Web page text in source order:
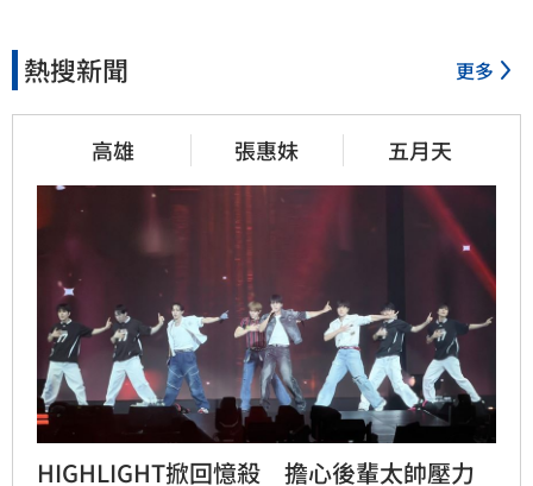
熱搜新聞 更多
高雄 張惠妹 五月天
HIGHLIGHT掀回憶殺　擔心後輩太帥壓力